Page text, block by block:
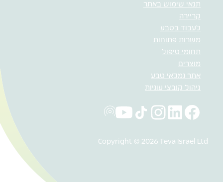
תנאי שימוש באתר
קריירה
לעבוד בטבע
משרות פתוחות
תחומי טיפול
מוצרים
אתר גמלאי טבע
ניהול קובצי עוגיות
Copyright © 2026 Teva Israel Ltd